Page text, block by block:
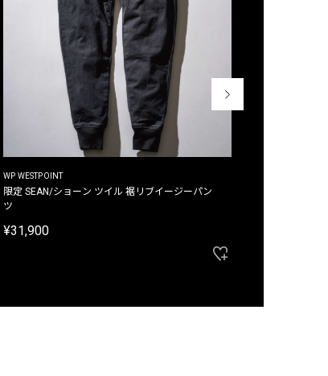
WP WESTPOINT
限定 SEAN/ショーン ツイル 裾リブイージーパン
ツ
¥31,900